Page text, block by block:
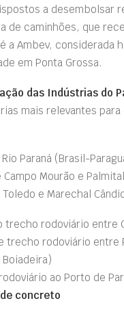
a desembolsar
de caminhões, que
a Ambev, considerada
em Ponta Grossa.
das Indústrias do
mais relevantes
Paraná (Brasil-
Mourão e
e Marechal
trecho rodoviário entre
trecho rodoviário entre
Boiadeira)
ao Porto de
concreto